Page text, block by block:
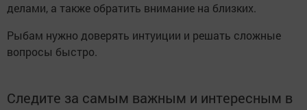
делами, а также обратить внимание на близких.
Рыбам нужно доверять интуиции и решать сложные
вопросы быстро.
Следите за самым важным и интересным в